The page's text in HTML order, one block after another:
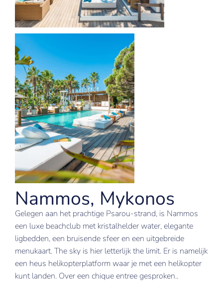
Nammos, Mykonos
Gelegen aan het prachtige Psarou-strand, is Nammos
een luxe beachclub met kristalhelder water, elegante
ligbedden, een bruisende sfeer en een uitgebreide
menukaart. The sky is hier letterlijk the limit. Er is namelijk
een heus helikopterplatform waar je met een helikopter
kunt landen. Over een chique entree gesproken..